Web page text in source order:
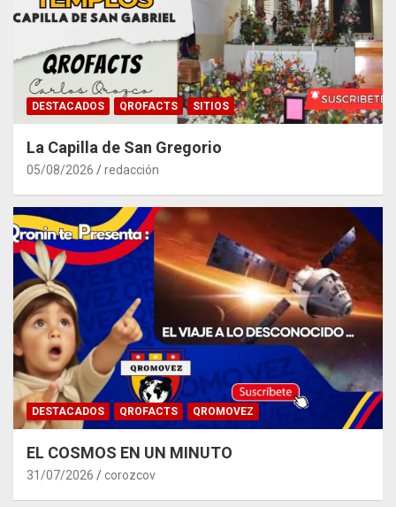
DESTACADOS QROFACTS SITIOS
La Capilla de San Gregorio
05/08/2026 redacción
DESTACADOS QROFACTS QROMOVEZ
EL COSMOS EN UN MINUTO
31/07/2026 corozcov